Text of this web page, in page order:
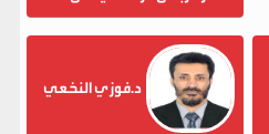
د.فوزي النخعي